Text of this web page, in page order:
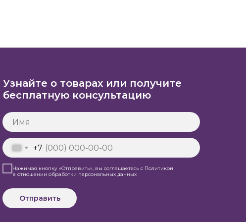
Узнайте о товарах или получите
бесплатную консультацию
+7
Нажимая кнопку «Отправить», вы соглашаетесь с Политикой
в отношении обработки персональных данных
Отправить